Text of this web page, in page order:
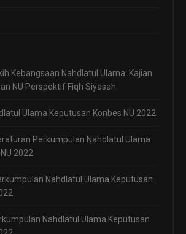
Kebangsaan Nahdlatul Ulama: Kajian
NU Perspektif Fiqh Siyasah
Ulama Keputusan Konbes NU 2022
Perkumpulan Nahdlatul Ulama
2022
Nahdlatul Ulama Keputusan
Nahdlatul Ulama Keputusan